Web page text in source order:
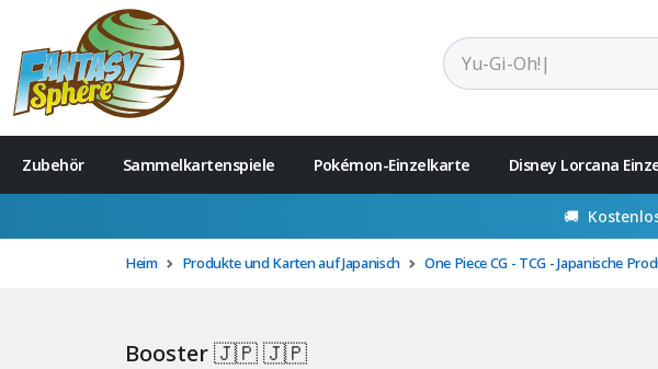
Zubehör Sammelkartenspiele Pokémon-Einzelkarte Disney Lorcana
🚚
Heim Produkte und Karten auf Japanisch One Piece CG - TCG - Japanische
Booster 🇯🇵 🇯🇵